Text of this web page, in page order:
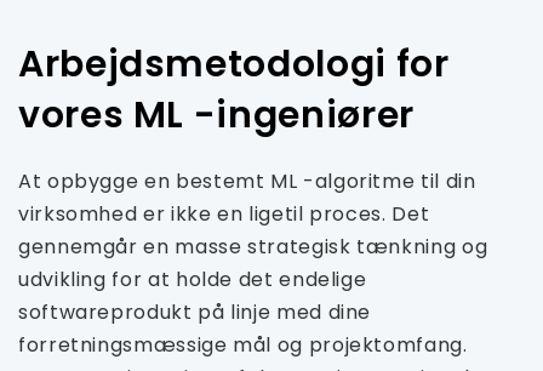
Arbejdsmetodologi for
vores ML -ingeniører
At opbygge en bestemt ML -algoritme til din
virksomhed er ikke en ligetil proces. Det
gennemgår en masse strategisk tænkning og
udvikling for at holde det endelige
softwareprodukt på linje med dine
forretningsmæssige mål og projektomfang.